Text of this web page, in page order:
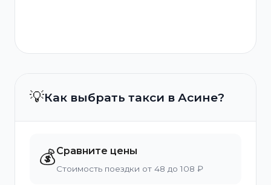
💡Как выбрать такси в Асине?
💰Сравните цены
Стоимость поездки от 48 до 108 ₽